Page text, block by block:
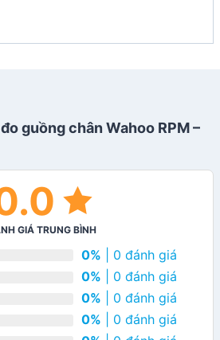
guồng chân Wahoo RPM –
GIÁ TRUNG BÌNH
0% | 0 đánh giá
0% | 0 đánh giá
0% | 0 đánh giá
0% | 0 đánh giá